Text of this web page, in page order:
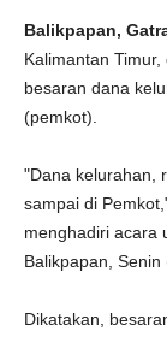
Balikpapan,
Kalimantan
besaran dana
(pemkot).
"Dana kelurahan,
sampai di
menghadiri acara
Balikpapan, Senin
Dikatakan,